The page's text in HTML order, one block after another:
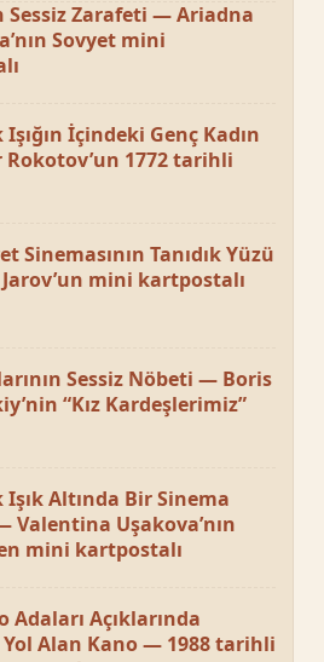
Sessiz Zarafeti — Ariadna
Sovyet mini
İçindeki Genç Kadın
1772 tarihli
Sinemasının Tanıdık Yüzü
mini kartpostalı
Sessiz Nöbeti — Boris
“Kız Kardeşlerimiz”
Altında Bir Sinema
Valentina Uşakova’nın
mini kartpostalı
Adaları Açıklarında
Alan Kano — 1988 tarihli